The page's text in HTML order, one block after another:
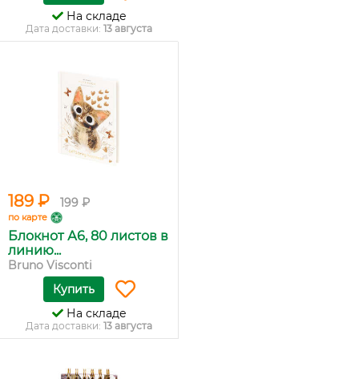
На складе
Дата доставки: 13 августа
189 ₽ 199 ₽
по карте
Блокнот А6, 80 листов в
линию...
Bruno Visconti
Купить
На складе
Дата доставки: 13 августа